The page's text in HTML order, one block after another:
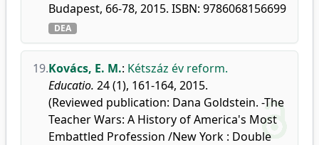
Budapest, 66-78, 2015. ISBN: 9786068156699
DEA
19.Kovács, E. M.: Kétszáz év reform.
Educatio. 24 (1), 161-164, 2015.
(Reviewed publication: Dana Goldstein. -The
Teacher Wars: A History of America's Most
Embattled Profession /New York : Double